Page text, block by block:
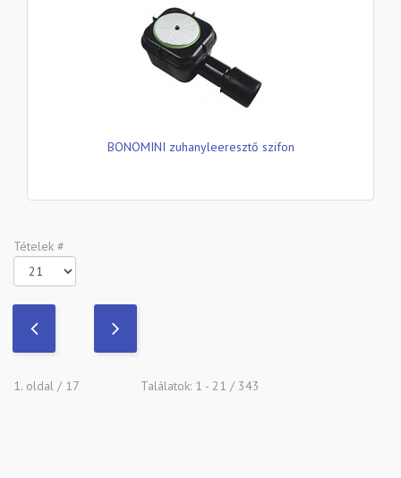
BONOMINI zuhanyleeresztő szifon
Tételek #
1. oldal / 17 Találatok: 1 - 21 / 343